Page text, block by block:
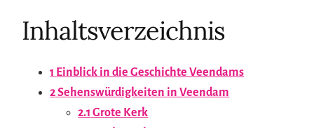
Inhaltsverzeichnis
1 Einblick in die Geschichte Veendams
2Sehenswürdigkeiten in Veendam
2.1 Grote Kerk